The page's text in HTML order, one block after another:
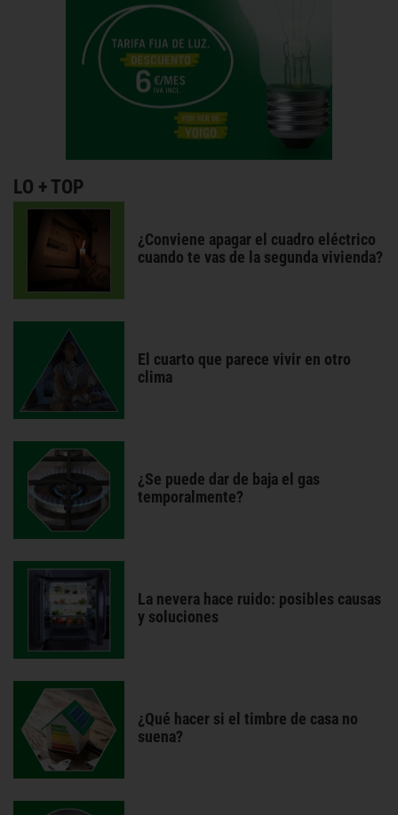
LO + TOP
¿Conviene apagar el cuadro eléctrico
cuando te vas de la segunda vivienda?
El cuarto que parece vivir en otro
clima
¿Se puede dar de baja el gas
temporalmente?
La nevera hace ruido: posibles causas
y soluciones
¿Qué hacer si el timbre de casa no
suena?